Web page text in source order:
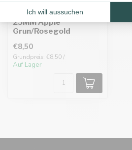
Biothane adapter
25MM Apple
Grun/Rosegold
€8,50
Grundpreis: €8,50 /
Auf Lager